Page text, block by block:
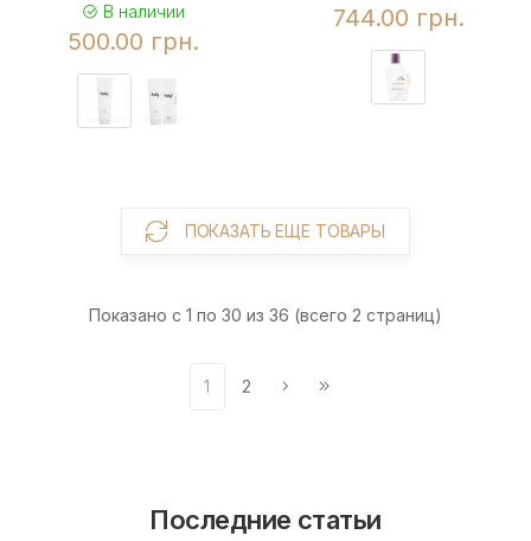
В наличии
500.00 грн.
744.00 грн.
ПОКАЗАТЬ ЕЩЕ ТОВАРЫ
Показано с 1 по 30 из 36 (всего 2 страниц)
1 2
Последние статьи